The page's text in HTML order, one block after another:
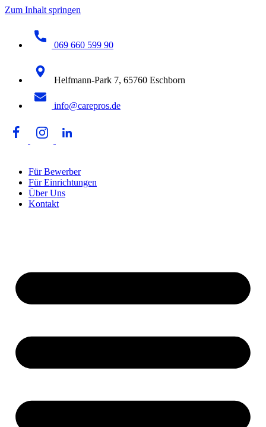
Zum Inhalt springen
069 660 599 90
Helfmann-Park 7, 65760 Eschborn
info@carepros.de
Für Bewerber
Für Einrichtungen
Über Uns
Kontakt